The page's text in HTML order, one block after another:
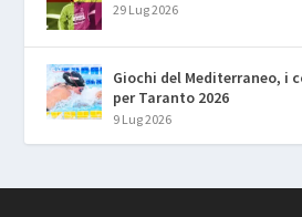
29 Lug 2026
Giochi del Mediterraneo, i
per Taranto 2026
9 Lug 2026